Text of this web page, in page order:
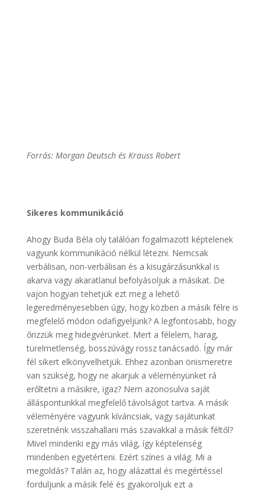
Forrás: MorganDeutsch és Krauss Robert
Sikeres kommunikáció
Ahogy Buda Béla oly találóan fogalmazott képtelenek
vagyunk kommunikáció nélkül létezni. Nemcsak
verbálisan, non-verbálisan és a kisugárzásunkkal is
akarva vagy akaratlanul befolyásoljuk a másikat. De
vajon hogyan tehetjük ezt meg a lehető
legeredményesebben úgy, hogy közben a másik félre is
megfelelő módon odafigyeljünk? A legfontosabb, hogy
őrizzük meg hidegvérünket. Mert a félelem, harag,
türelmetlenség, bosszúvágy rossz tanácsadó. Így már
fél sikert elkönyvelhetjük. Ehhez azonban önismeretre
van szükség, hogy ne akarjuk a véleményünket rá
erőltetni a másikre, igaz? Nem azonosulva saját
álláspontunkkal megfelelő távolságot tartva. A másik
véleményére vagyunk kíváncsiak, vagy sajátunkat
szeretnénk visszahallani más szavakkal a másik féltől?
Mivel mindenki egy más világ, így képtelenség
mindenben egyetérteni. Ezért színes a világ. Mi a
megoldás? Talán az, hogy alázattal és megértéssel
forduljunk a másik felé és gyakoroljuk ezt a